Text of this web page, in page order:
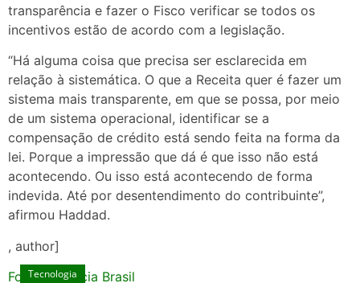
transparência e fazer o Fisco verificar se todos os
incentivos estão de acordo com a legislação.
“Há alguma coisa que precisa ser esclarecida em
relação à sistemática. O que a Receita quer é fazer um
sistema mais transparente, em que se possa, por meio
de um sistema operacional, identificar se a
compensação de crédito está sendo feita na forma da
lei. Porque a impressão que dá é que isso não está
acontecendo. Ou isso está acontecendo de forma
indevida. Até por desentendimento do contribuinte”,
afirmou Haddad.
, author]
Fonte: Agencia Brasil
Tecnologia